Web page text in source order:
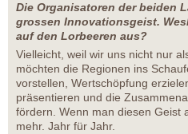
Die Organisatoren der beiden
grossen Innovationsgeist.
auf den Lorbeeren aus?
Vielleicht, weil wir uns nicht nur
möchten die Regionen ins
vorstellen, Wertschöpfung
präsentieren und die
fördern. Wenn man diesen Geist
mehr. Jahr für Jahr.